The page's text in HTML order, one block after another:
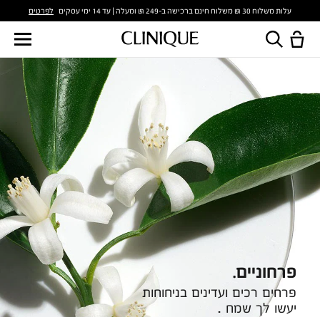
עלות משלוח 30 ₪ משלוח חינם ברכישה ב-249 ₪ ומעלה | עד 14 ימי עסקים לפרטים
פרחוניים.
פרחים רכים ועדינים בניחוחות
יעשו לך שמח .